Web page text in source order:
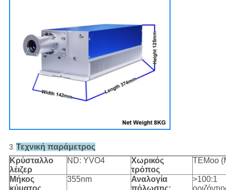
3. Τεχνική παράμετρος
Κρύσταλλο
λέιζερ
ND: YVO4
Χωρικός
τρόπος
TEMoo
Μήκος
355nm
Αναλογία
>100:1